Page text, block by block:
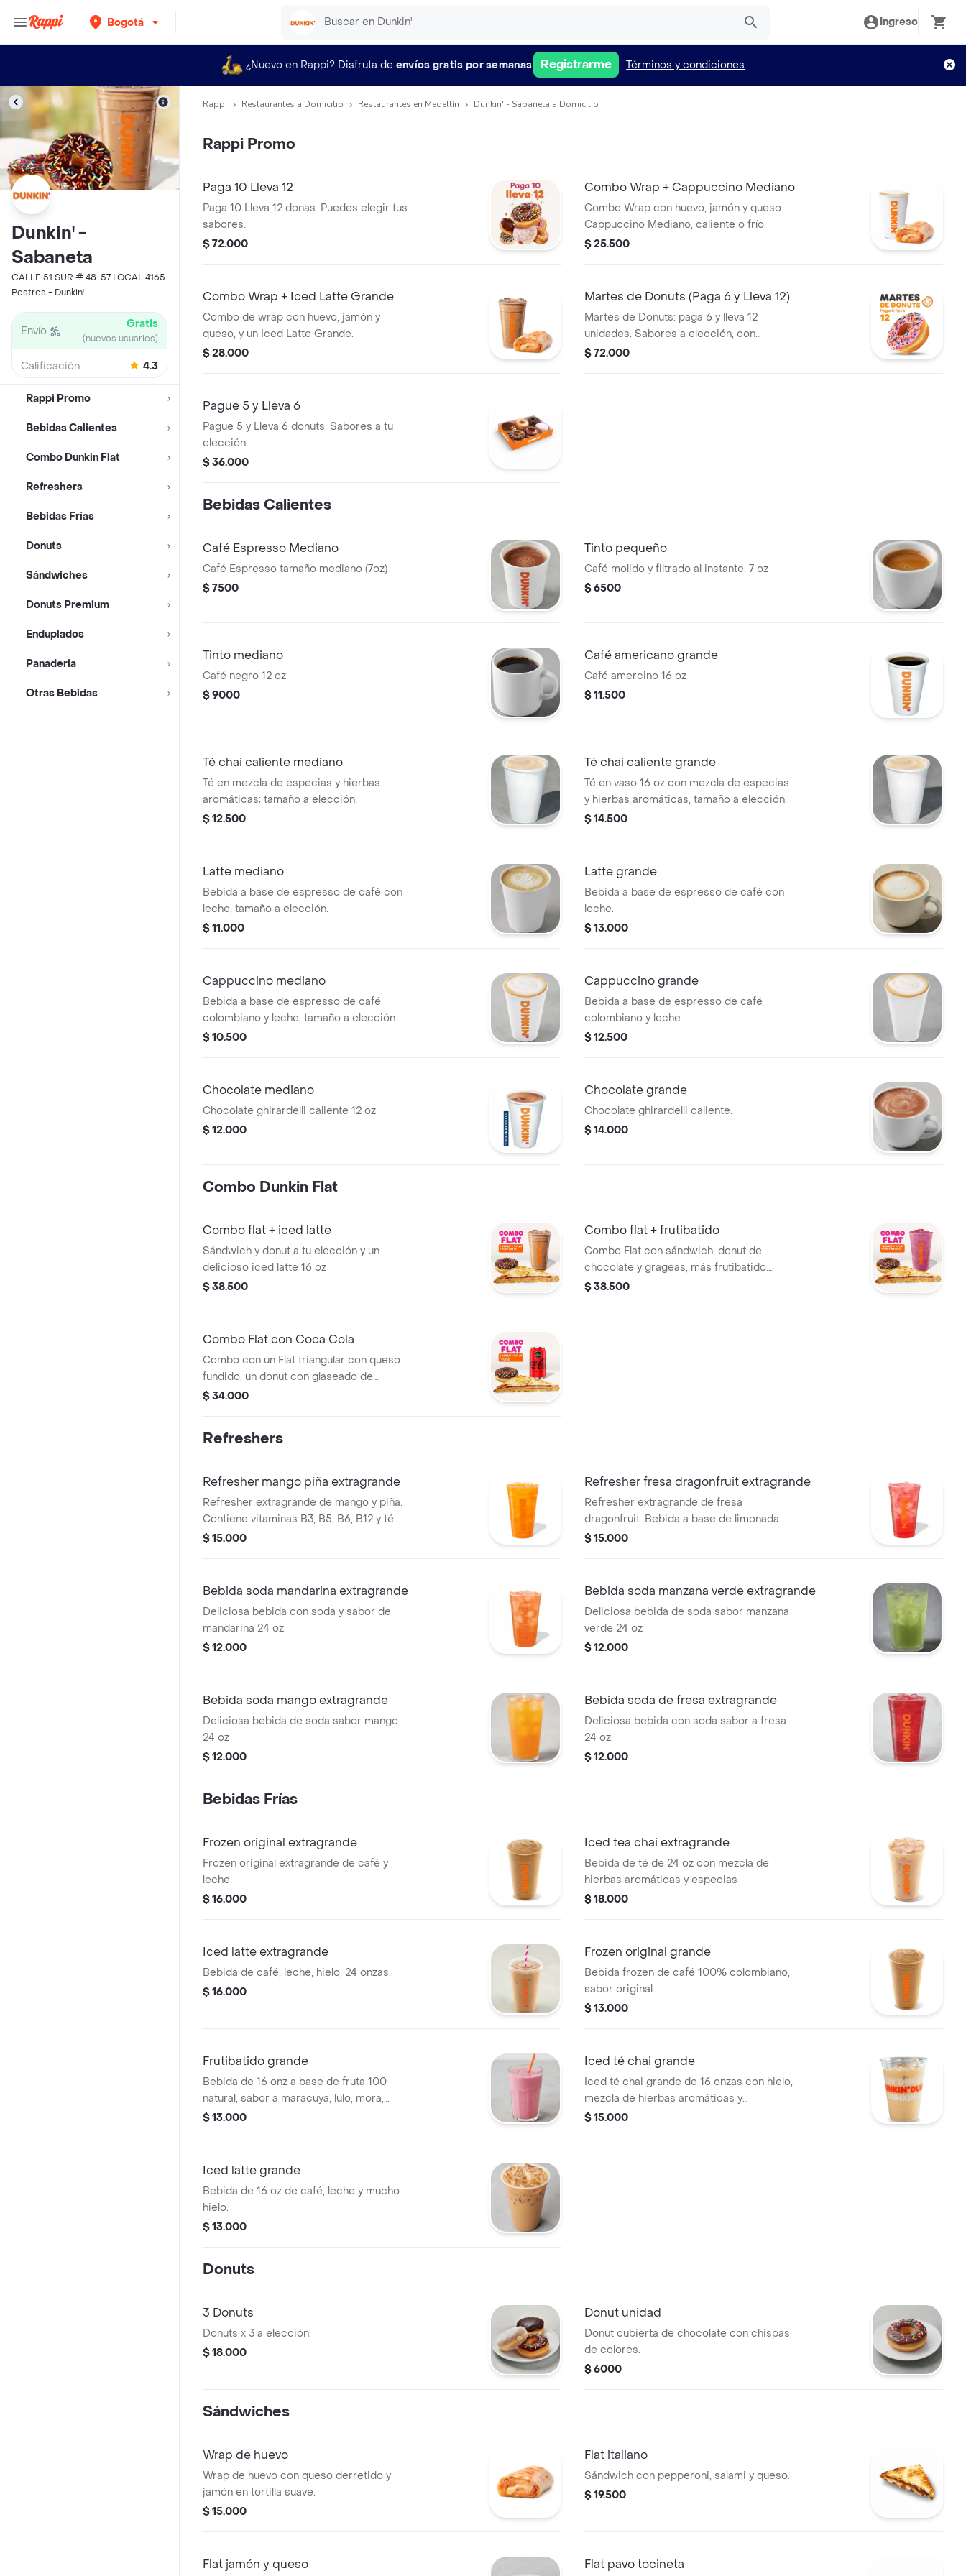
Bogotá Ingreso
¿Nuevo en Rappi? Disfruta de envíos gratis por semanas Registrarme Términos y condiciones
Dunkin' -
Sabaneta
CALLE 51 SUR # 48-57 LOCAL 4165
Postres - Dunkin'
Envío Gratis
(nuevos usuarios)
Calificación 4.3
Rappi Promo
Bebidas Calientes
Combo Dunkin Flat
Refreshers
Bebidas Frí­as
Donuts
Sándwiches
Donuts Premium
Enduplados
Panaderia
Otras Bebidas
Rappi Restaurantes a Domicilio Restaurantes en Medellín Dunkin' - Sabaneta a Domicilio
Rappi Promo
Paga 10 Lleva 12
Paga 10 Lleva 12 donas. Puedes elegir tus
sabores.
$ 72.000
Combo Wrap + Cappuccino Mediano
Combo Wrap con huevo, jamón y queso.
Cappuccino Mediano, caliente o frío.
$ 25.500
Combo Wrap + Iced Latte Grande
Combo de wrap con huevo, jamón y
queso, y un Iced Latte Grande.
$ 28.000
Martes de Donuts (Paga 6 y Lleva 12)
Martes de Donuts: paga 6 y lleva 12
unidades. Sabores a elección, con
glaseado rosado y grageas de colores.
$ 72.000
Pague 5 y Lleva 6
Pague 5 y Lleva 6 donuts. Sabores a tu
elección.
$ 36.000
Bebidas Calientes
Café Espresso Mediano
Café Espresso tamaño mediano (7oz)
$ 7500
Tinto pequeño
Café molido y filtrado al instante. 7 oz
$ 6500
Tinto mediano
Café negro 12 oz
$ 9000
Café americano grande
Café amercino 16 oz
$ 11.500
Té chai caliente mediano
Té en mezcla de especias y hierbas
aromáticas; tamaño a elección.
$ 12.500
Té chai caliente grande
Té en vaso 16 oz con mezcla de especias
y hierbas aromáticas, tamaño a elección.
$ 14.500
Latte mediano
Bebida a base de espresso de café con
leche, tamaño a elección.
$ 11.000
Latte grande
Bebida a base de espresso de café con
leche.
$ 13.000
Cappuccino mediano
Bebida a base de espresso de café
colombiano y leche, tamaño a elección.
$ 10.500
Cappuccino grande
Bebida a base de espresso de café
colombiano y leche.
$ 12.500
Chocolate mediano
Chocolate ghirardelli caliente 12 oz
$ 12.000
Chocolate grande
Chocolate ghirardelli caliente.
$ 14.000
Combo Dunkin Flat
Combo flat + iced latte
Sándwich y donut a tu elección y un
delicioso iced latte 16 oz
$ 38.500
Combo flat + frutibatido
Combo Flat con sándwich, donut de
chocolate y grageas, más frutibatido.
Todo a tu elección.
$ 38.500
Combo Flat con Coca Cola
Combo con un Flat triangular con queso
fundido, un donut con glaseado de
chocolate y grageas, y una Coca-Cola
$ 34.000
Refreshers
Refresher mango piña extragrande
Refresher extragrande de mango y piña.
Contiene vitaminas B3, B5, B6, B12 y té
verde, con hielo y trozos de fruta.
$ 15.000
Refresher fresa dragonfruit extragrande
Refresher extragrande de fresa
dragonfruit. Bebida a base de limonada
con té verde, vitaminas B3, B5, B6, B12 y
$ 15.000
Bebida soda mandarina extragrande
Deliciosa bebida con soda y sabor de
mandarina 24 oz
$ 12.000
Bebida soda manzana verde extragrande
Deliciosa bebida de soda sabor manzana
verde 24 oz
$ 12.000
Bebida soda mango extragrande
Deliciosa bebida de soda sabor mango
24 oz
$ 12.000
Bebida soda de fresa extragrande
Deliciosa bebida con soda sabor a fresa
24 oz
$ 12.000
Bebidas Frí­as
Frozen original extragrande
Frozen original extragrande de café y
leche.
$ 16.000
Iced tea chai extragrande
Bebida de té de 24 oz con mezcla de
hierbas aromáticas y especias
$ 18.000
Iced latte extragrande
Bebida de café, leche, hielo, 24 onzas.
$ 16.000
Frozen original grande
Bebida frozen de café 100% colombiano,
sabor original.
$ 13.000
Frutibatido grande
Bebida de 16 onz a base de fruta 100
natural, sabor a maracuya, lulo, mora,
guanábana y mango
$ 13.000
Iced té chai grande
Iced té chai grande de 16 onzas con hielo,
mezcla de hierbas aromáticas y
especias.
$ 15.000
Iced latte grande
Bebida de 16 oz de café, leche y mucho
hielo.
$ 13.000
Donuts
3 Donuts
Donuts x 3 a elección.
$ 18.000
Donut unidad
Donut cubierta de chocolate con chispas
de colores.
$ 6000
Sándwiches
Wrap de huevo
Wrap de huevo con queso derretido y
jamón en tortilla suave.
$ 15.000
Flat italiano
Sándwich con pepperoni, salami y queso.
$ 19.500
Flat jamón y queso Flat pavo tocineta